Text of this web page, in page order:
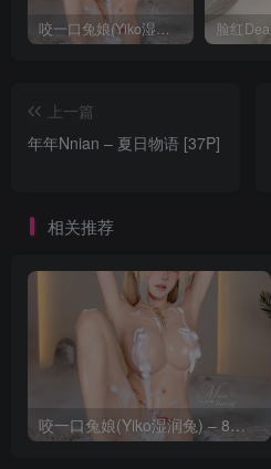
咬一口兔娘(Yiko湿润兔) – 8月 鸣潮-芙露德莉斯 [63P]
上一篇
年年Nnian – 夏日物语 [37P]
相关推荐
咬一口兔娘(Yiko湿润兔) – 8月 鸣潮-芙露德莉斯 [63P]